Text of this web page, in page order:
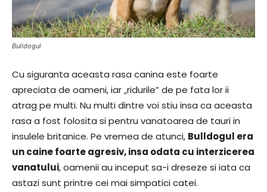
Bulldogul
Cu siguranta aceasta rasa canina este foarte
apreciata de oameni, iar „ridurile” de pe fata lor ii
atrag pe multi. Nu multi dintre voi stiu insa ca aceasta
rasa a fost folosita si pentru vanatoarea de tauri in
insulele britanice. Pe vremea de atunci, Bulldogul era
un caine foarte agresiv, insa odata cu interzicerea
vanatului, oamenii au inceput sa-i dreseze si iata ca
astazi sunt printre cei mai simpatici catei.